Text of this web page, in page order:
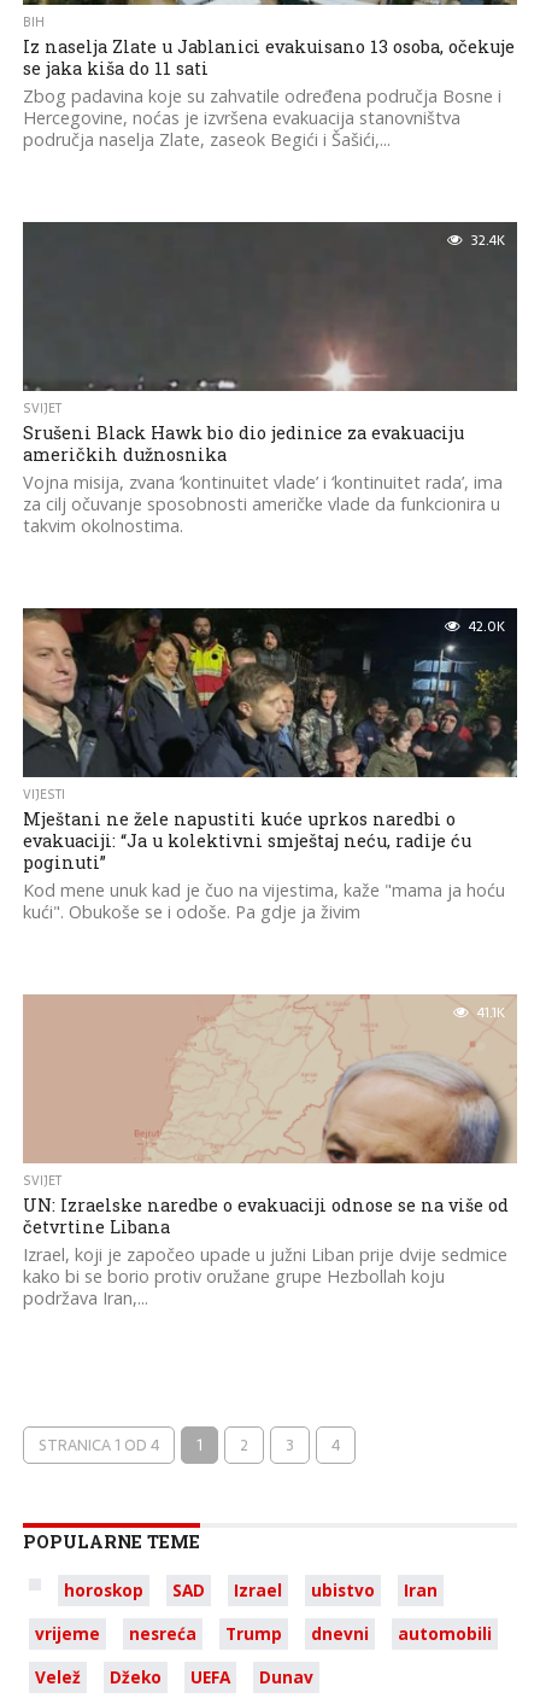
BIH
Iz naselja Zlate u Jablanici evakuisano 13 osoba, očekuje
se jaka kiša do 11 sati
Zbog padavina koje su zahvatile određena područja Bosne i
Hercegovine, noćas je izvršena evakuacija stanovništva
područja naselja Zlate, zaseok Begići i Šašići,...
32.4K
SVIJET
Srušeni Black Hawk bio dio jedinice za evakuaciju
američkih dužnosnika
Vojna misija, zvana ‘kontinuitet vlade’ i ‘kontinuitet rada’, ima
za cilj očuvanje sposobnosti američke vlade da funkcionira u
takvim okolnostima.
42.0K
VIJESTI
Mještani ne žele napustiti kuće uprkos naredbi o
evakuaciji: “Ja u kolektivni smještaj neću, radije ću
poginuti”
Kod mene unuk kad je čuo na vijestima, kaže "mama ja hoću
kući". Obukoše se i odoše. Pa gdje ja živim
41.1K
SVIJET
UN: Izraelske naredbe o evakuaciji odnose se na više od
četvrtine Libana
Izrael, koji je započeo upade u južni Liban prije dvije sedmice
kako bi se borio protiv oružane grupe Hezbollah koju
podržava Iran,...
STRANICA 1 OD 4 1 2 3 4
POPULARNE TEME
horoskop SAD Izrael ubistvo
Iran
vrijeme
nesreća Trump dnevni
automobili
Velež
Džeko UEFA Dunav